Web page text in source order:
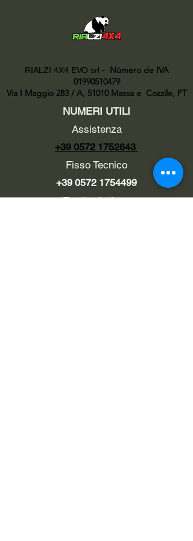
RIALZI 4X4 EVO srl -
Número de IVA
01990510479
Via I Maggio 283 / A, 51010 Massa e Cozzile, PT
NUMERI UTILI
Assistenza
+39 0572 1752643
Fisso Tecnico
+39 0572 1754499
Tecnico Italiano